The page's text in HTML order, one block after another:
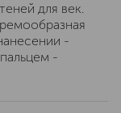
для век.
-
-